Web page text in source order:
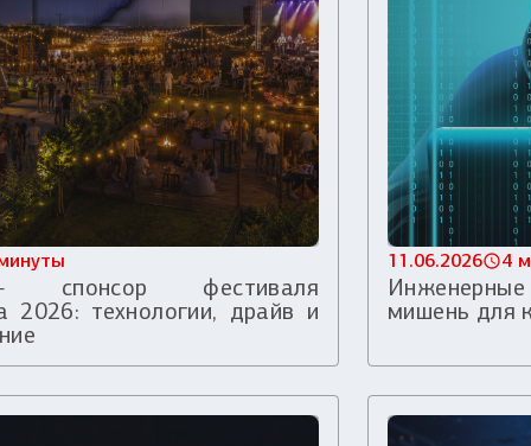
фестиваля
2026: технологии, драйв и
11.06.2026 4
мишень для